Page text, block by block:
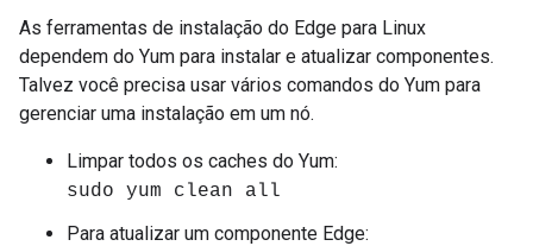
As ferramentas de instalação do Edge para Linux
dependem do Yum para instalar e atualizar componentes.
Talvez você precisa usar vários comandos do Yum para
gerenciar uma instalação em um nó.
Limpar todos os caches do Yum:
sudo yum clean all
Para atualizar um componente Edge: